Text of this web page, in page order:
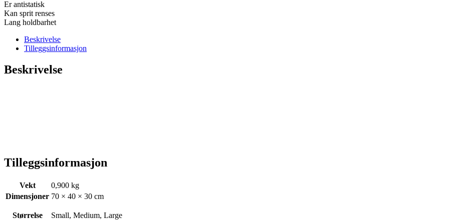
Er antistatisk
Kan sprit renses
Lang holdbarhet
Beskrivelse
Tilleggsinformasjon
Beskrivelse
Tilleggsinformasjon
Vekt
0,900 kg
Dimensjoner 70 × 40 × 30 cm
Størrelse Small, Medium, Large